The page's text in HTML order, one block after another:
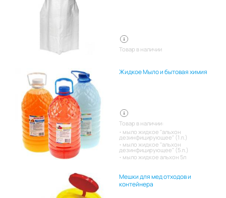
Товар в наличии
Жидкое Мыло и бытовая химия
Товар в наличии:
мыло жидкое "альхон
дезинфицирующее" (1 л.)
мыло жидкое "альхон
дезинфицирующее" (5 л.)
мыло жидкое альхон 5л
Мешки для мед отходов и
контейнера